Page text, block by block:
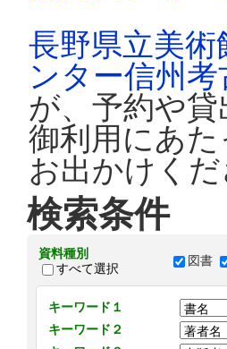
長野県立美
ンター信州
が、予約や
御利用にあ
お出かけくだ
検索条件
資料種別
すべて選択
図書
キーワード１
キーワード２